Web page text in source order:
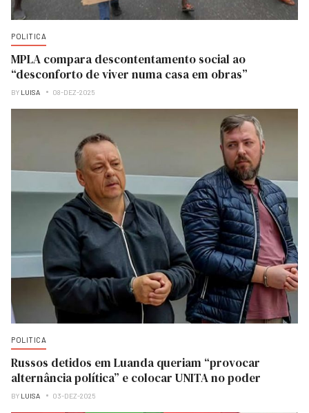
POLITICA
MPLA compara descontentamento social ao
“desconforto de viver numa casa em obras”
BY LUISA 08-DEZ-2025
POLITICA
Russos detidos em Luanda queriam “provocar
alternância política” e colocar UNITA no poder
BY LUISA 03-DEZ-2025